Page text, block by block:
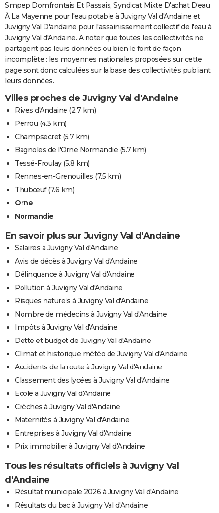
Smpep Domfrontais Et Passais, Syndicat Mixte D'achat D'eau
À La Mayenne pour l'eau potable à Juvigny Val d'Andaine et
Juvigny Val D'andaine pour l'assainissement collectif de l'eau à
Juvigny Val d'Andaine. A noter que toutes les collectivités ne
partagent pas leurs données ou bien le font de façon
incomplète : les moyennes nationales proposées sur cette
page sont donc calculées sur la base des collectivités publiant
leurs données.
Villes proches de Juvigny Val d'Andaine
Rives d'Andaine (2.7 km)
Perrou (4.3 km)
Champsecret(5.7 km)
Bagnoles de l'Orne Normandie (5.7 km)
Tessé-Froulay(5.8 km)
Rennes-en-Grenouilles (7.5 km)
Thubœuf(7.6 km)
Orne
Normandie
En savoir plus sur Juvigny Val d'Andaine
Salaires à Juvigny Val d'Andaine
Avis de décès à Juvigny Val d'Andaine
Délinquance à Juvigny Val d'Andaine
Pollution à Juvigny Val d'Andaine
Risques naturels à Juvigny Val d'Andaine
Nombre de médecins à Juvigny Val d'Andaine
Impôts à Juvigny Val d'Andaine
Dette et budget de Juvigny Val d'Andaine
Climat et historique météo de Juvigny Val d'Andaine
Accidents de la route à Juvigny Val d'Andaine
Classement des lycées à Juvigny Val d'Andaine
Ecole à Juvigny Val d'Andaine
Crèches à Juvigny Val d'Andaine
Maternités à Juvigny Val d'Andaine
Entreprises à Juvigny Val d'Andaine
Prix immobilier à Juvigny Val d'Andaine
Tous les résultats officiels à Juvigny Val
d'Andaine
Résultat municipale 2026 à Juvigny Val d'Andaine
Résultats du bac à Juvigny Val d'Andaine